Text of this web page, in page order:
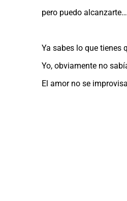
pero puedo
Ya sabes lo que tienes
Yo, obviamente no
El amor no se